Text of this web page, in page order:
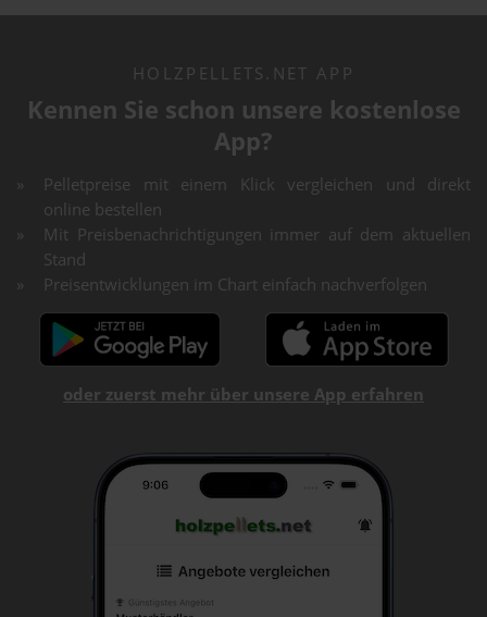
HOLZPELLETS.NET APP
Kennen Sie schon unsere kostenlose
App?
Pelletpreise mit einem Klick vergleichen und direkt
online bestellen
Mit Preisbenachrichtigungen immer auf dem aktuellen
Stand
Preisentwicklungen im Chart einfach nachverfolgen
oder zuerst mehr über unsere App erfahren